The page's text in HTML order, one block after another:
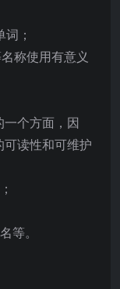
；
称使用有意义
个方面，因
读性和可维护
等。